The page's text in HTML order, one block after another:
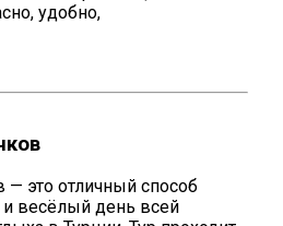
удобно,
это отличный способ
весёлый день всей